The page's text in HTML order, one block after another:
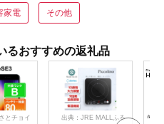
家電 その他
るおすすめの返礼品
とチョイ
出典：JRE MALLふる